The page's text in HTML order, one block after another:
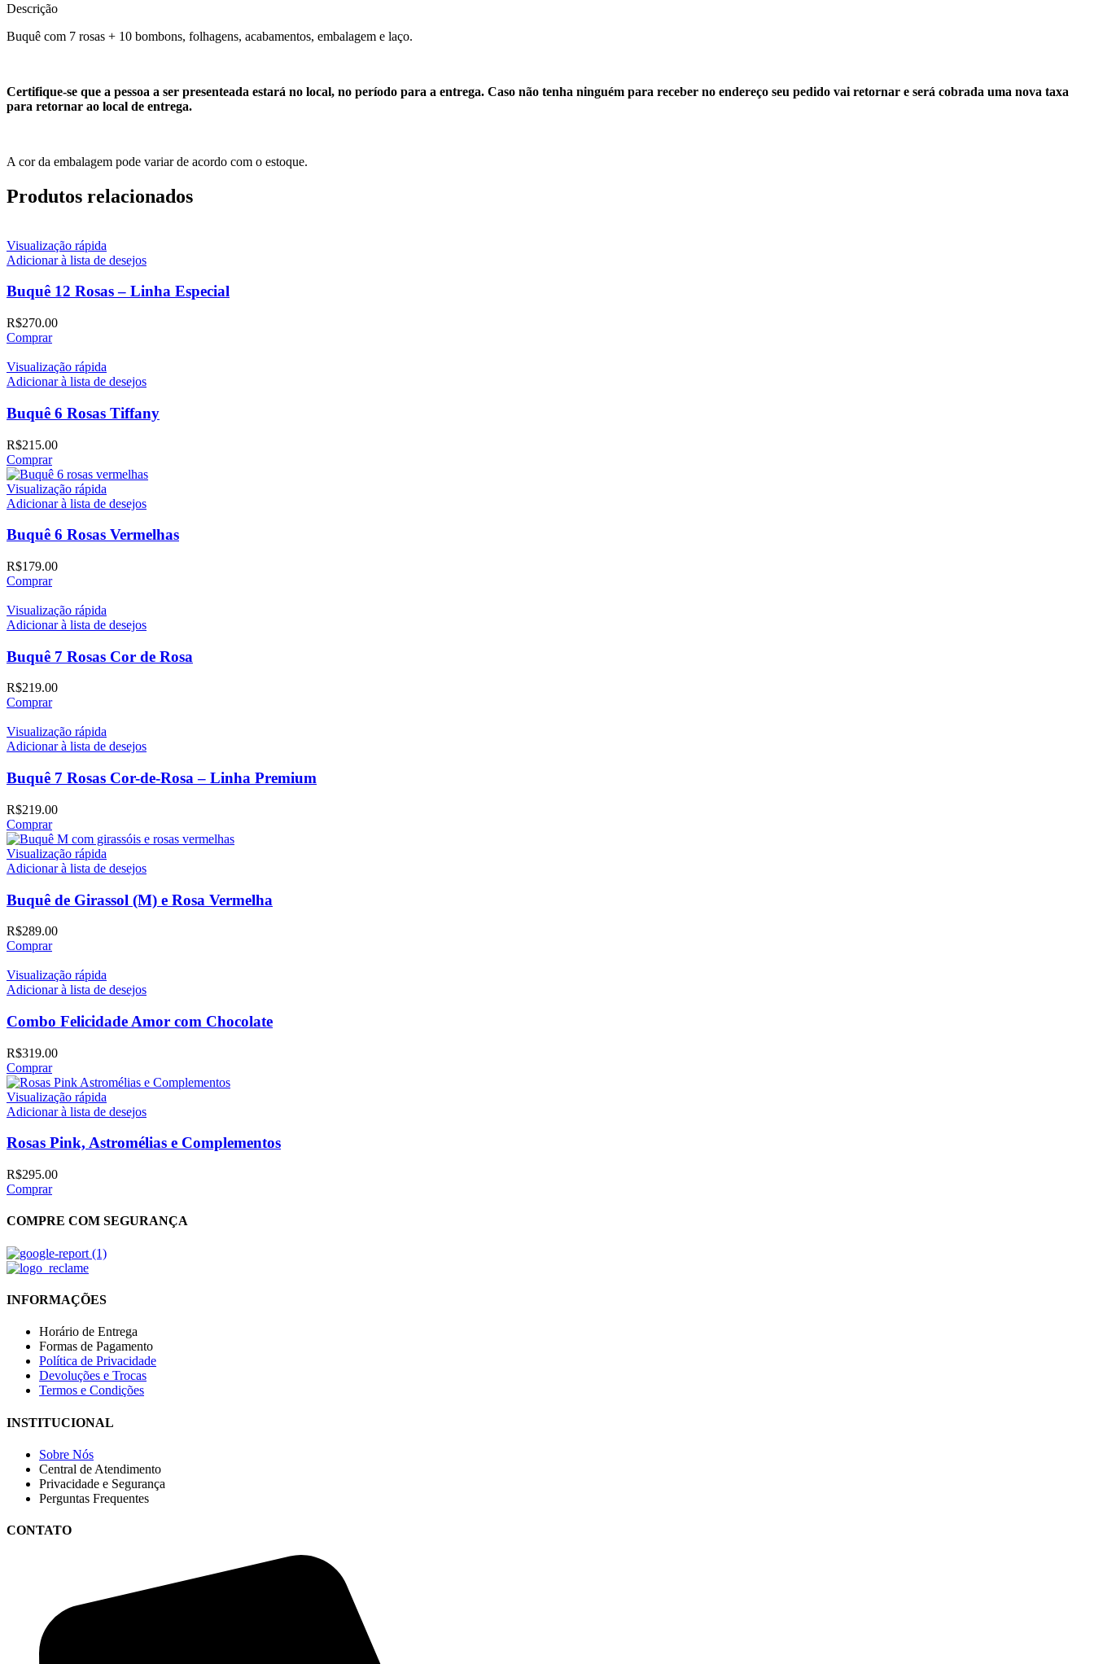
Descrição
Buquê com 7 rosas + 10 bombons, folhagens, acabamentos, embalagem e laço.
Certifique-se que a pessoa a ser presenteada estará no local, no período para a entrega. Caso não tenha ninguém para receber no endereço seu pedido vai retornar e será cobrada uma nova taxa
para retornar ao local de entrega.
A cor da embalagem pode variar de acordo com o estoque.
Produtos relacionados
Visualização rápida
Adicionar à lista de desejos
Buquê 12 Rosas – Linha Especial
R$270.00
Comprar
Visualização rápida
Adicionar à lista de desejos
Buquê 6 Rosas Tiffany
R$215.00
Comprar
Visualização rápida
Adicionar à lista de desejos
Buquê 6 Rosas Vermelhas
R$179.00
Comprar
Visualização rápida
Adicionar à lista de desejos
Buquê 7 Rosas Cor de Rosa
R$219.00
Comprar
Visualização rápida
Adicionar à lista de desejos
Buquê 7 Rosas Cor-de-Rosa – Linha Premium
R$219.00
Comprar
Visualização rápida
Adicionar à lista de desejos
Buquê de Girassol (M) e Rosa Vermelha
R$289.00
Comprar
Visualização rápida
Adicionar à lista de desejos
Combo Felicidade Amor com Chocolate
R$319.00
Comprar
Visualização rápida
Adicionar à lista de desejos
Rosas Pink, Astromélias e Complementos
R$295.00
Comprar
COMPRE COM SEGURANÇA
INFORMAÇÕES
Horário de Entrega
Formas de Pagamento
Política de Privacidade
Devoluções e Trocas
Termos e Condições
INSTITUCIONAL
Sobre Nós
Central de Atendimento
Privacidade e Segurança
Perguntas Frequentes
CONTATO